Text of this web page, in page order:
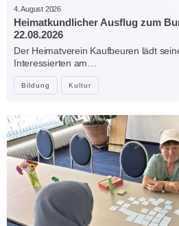
Bildung Kultur
4. August 2026
Heimatkundlicher Ausflug zum
22.08.2026
Der Heimatverein Kaufbeuren lädt
Interessierten am…